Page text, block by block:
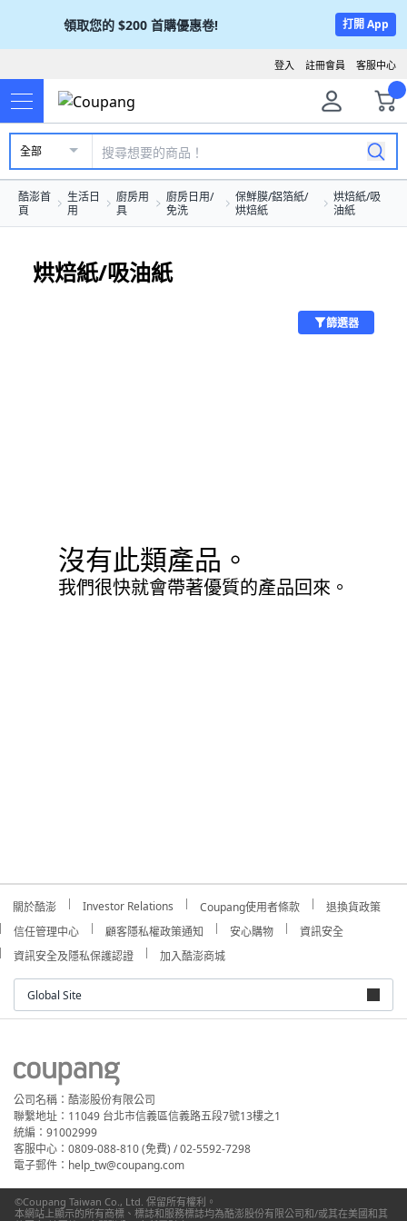
領取您的 $200 首購優惠卷! 打開 App
客服中心
註冊會員
登入
全部
酷澎首
頁
生活日
用
廚房用
具
廚房日用/
免洗
保鮮膜/鋁箔紙/
烘焙紙
烘焙紙/吸
油紙
烘焙紙/吸油紙
篩選器
沒有此類產品。
我們很快就會帶著優質的產品回來。
關於酷澎 Investor Relations Coupang使用者條款
退換貨政策
信任管理中心
顧客隱私權政策通知 安心購物
資訊安全
資訊安全及隱私保護認證
加入酷澎商城
Global Site
公司名稱：酷澎股份有限公司
聯繫地址：11049 台北市信義區信義路五段7號13樓之1
統編：91002999
客服中心：0809-088-810 (免費) / 02-5592-7298
電子郵件：help_tw@coupang.com
©Coupang Taiwan Co., Ltd. 保留所有權利。
本網站上顯示的所有商標、標誌和服務標誌均為酷澎股份有限公司和/或其在美國和其